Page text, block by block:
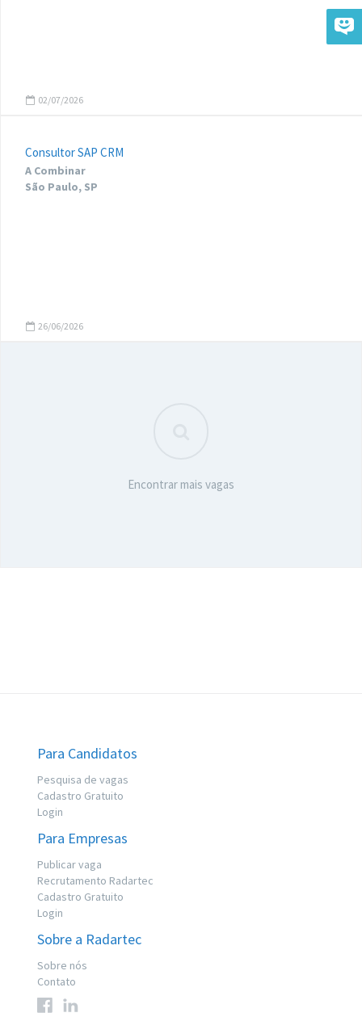
02/07/2026
Consultor SAP CRM
A Combinar
São Paulo, SP
26/06/2026
Encontrar mais vagas
Para Candidatos
Pesquisa de vagas
Cadastro Gratuito
Login
Para Empresas
Publicar vaga
Recrutamento Radartec
Cadastro Gratuito
Login
Sobre a Radartec
Sobre nós
Contato